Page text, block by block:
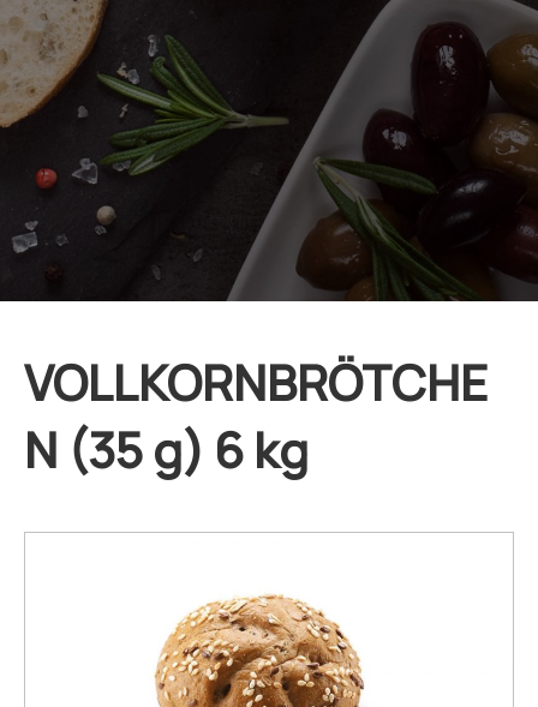
VOLLKORNBRÖTCHE
N (35 g) 6 kg